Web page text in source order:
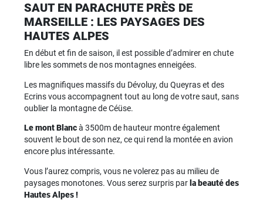
SAUT EN PARACHUTE PRÈS DE
MARSEILLE : LES PAYSAGES DES
HAUTES ALPES
En début et fin de saison, il est possible d’admirer en chute
libre les sommets de nos montagnes enneigées.
Les magnifiques massifs du Dévoluy, du Queyras et des
Ecrins vous accompagnent tout au long de votre saut, sans
oublier la montagne de Céüse.
Le mont Blancà 3500m de hauteur montre également
souvent le bout de son nez, ce qui rend la montée en avion
encore plus intéressante.
Vous l’aurez compris, vous ne volerez pas au milieu de
paysages monotones. Vous serez surpris par la beauté des
Hautes Alpes !